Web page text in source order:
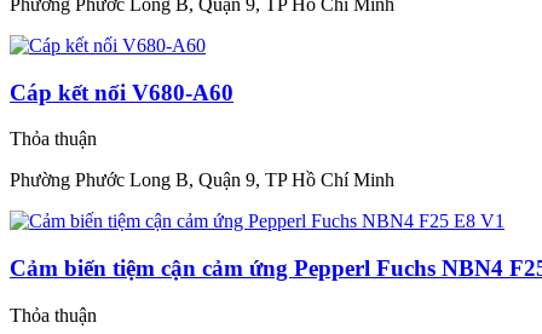
Phường Phước Long B, Quận 9, TP Hồ Chí Minh
Cáp kết nối V680-A60
Thỏa thuận
Phường Phước Long B, Quận 9, TP Hồ Chí Minh
Cảm biến tiệm cận cảm ứng Pepperl Fuchs NBN4
Thỏa thuận